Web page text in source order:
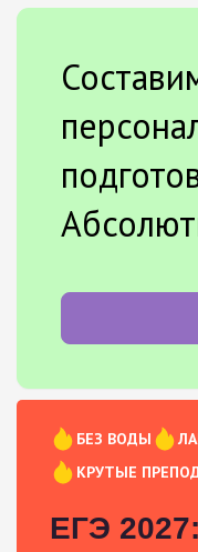
БЕЗ ВОДЫ
КРУТЫЕ
ЕГЭ 2027: